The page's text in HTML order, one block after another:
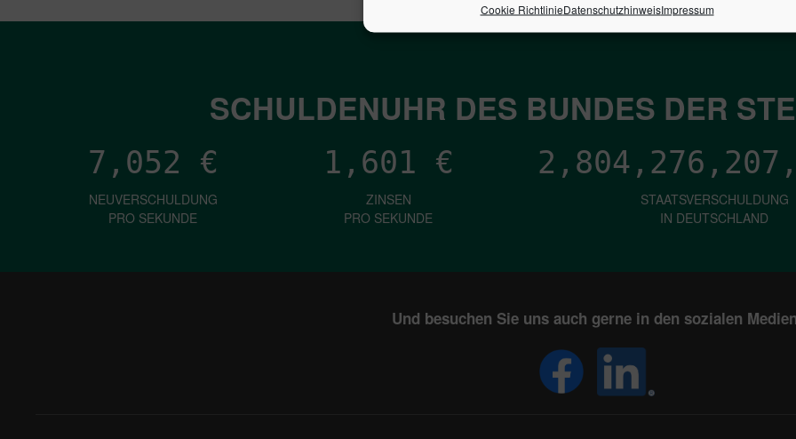
Cookie RichtlinieDatenschutzhinweisImpressum
SCHULDENUHR DES BUNDES DER
7,052 €
NEUVERSCHULDUNG
PRO SEKUNDE
1,601 €
ZINSEN
PRO SEKUNDE
STAATSVERSCHULDUNG
IN DEUTSCHLAND
Und besuchen Sie uns auch gerne in den sozialen